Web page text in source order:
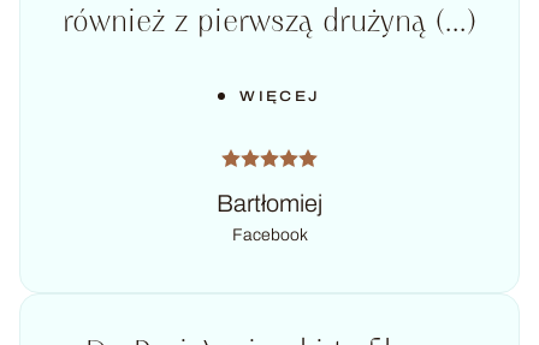
również z pierwszą drużyną (...)
WIĘCEJ
Bartłomiej
Facebook